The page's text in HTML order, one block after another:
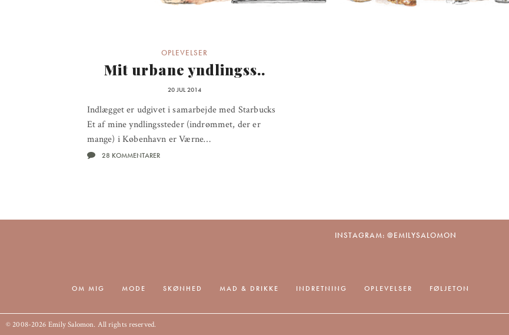
OPLEVELSER
Mit urbane yndlingss..
20 JUL 2014
Indlægget er udgivet i samarbejde med Starbucks
Et af mine yndlingssteder (indrømmet, der er
mange) i København er Værne…
28 KOMMENTARER
INSTAGRAM: @EMILYSALOMON
OM MIG MODE SKØNHED MAD & DRIKKE INDRETNING OPLEVELSER FØLJETON
© 2008-2026 Emily Salomon. All rights reserved.